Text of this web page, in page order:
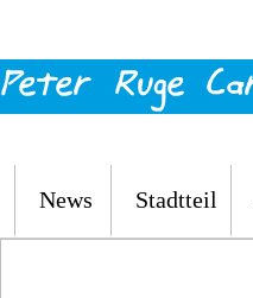
News Stadtteil